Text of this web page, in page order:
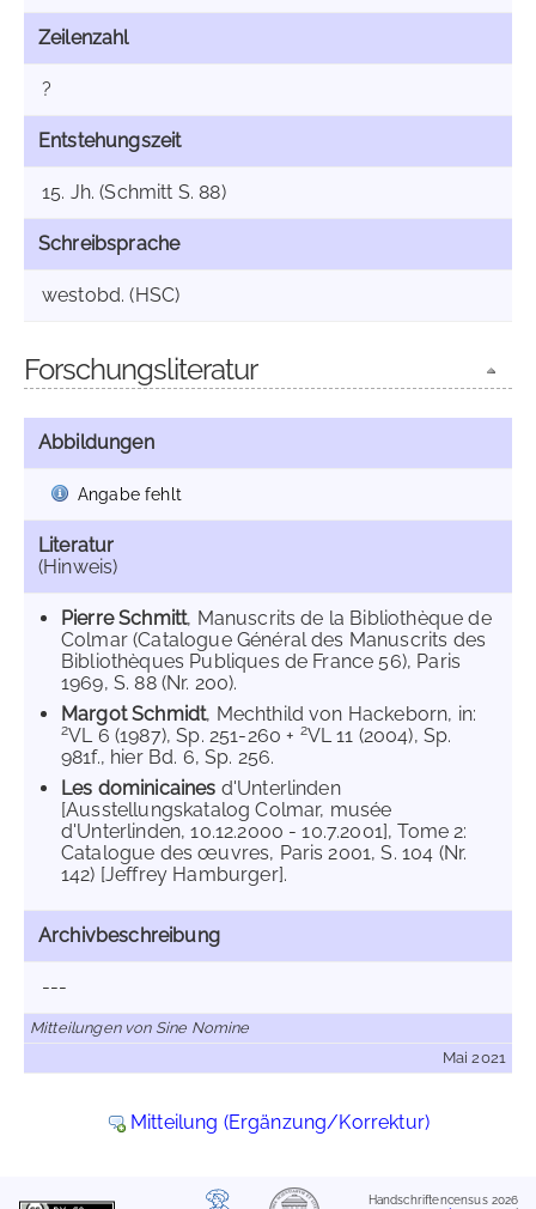
Zeilenzahl
?
Entstehungszeit
15. Jh. (Schmitt S. 88)
Schreibsprache
westobd. (HSC)
Forschungsliteratur
Abbildungen
Angabe fehlt
Literatur
(Hinweis)
Pierre Schmitt, Manuscrits de la Bibliothèque de
Colmar (Catalogue Général des Manuscrits des
Bibliothèques Publiques de France 56), Paris
1969, S. 88 (Nr. 200).
Margot Schmidt, Mechthild von Hackeborn, in:
2VL 6 (1987), Sp. 251-260 + 2VL 11 (2004), Sp.
981f., hier Bd. 6, Sp. 256.
Les dominicaines d'Unterlinden
[Ausstellungskatalog Colmar, musée
d'Unterlinden, 10.12.2000 - 10.7.2001], Tome 2:
Catalogue des œuvres, Paris 2001, S. 104 (Nr.
142) [Jeffrey Hamburger].
Archivbeschreibung
---
Mitteilungen von Sine Nomine
Mai 2021
Mitteilung (Ergänzung/Korrektur)
Handschriftencensus 2026